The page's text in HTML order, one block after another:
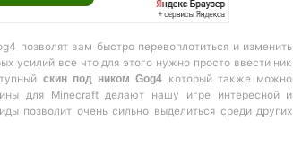
позволят вам быстро перевоплотиться и изменить
усилий все что для этого нужно просто ввести ник
скин под ником Gog4 который также можно
для Minecraft делают нашу игре интересной и
позволит очень сильно выделиться среди других